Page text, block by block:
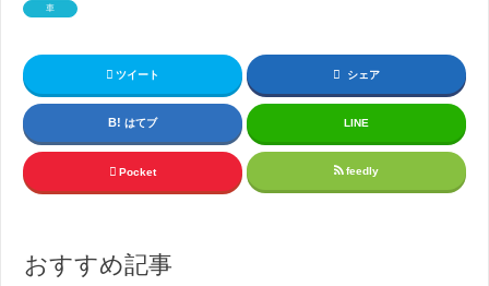
車
ツイート シェア
はてブ LINE
Pocket feedly
おすすめ記事